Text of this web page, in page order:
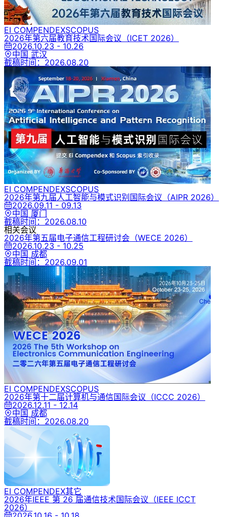
EI COMPENDEXSCOPUS
2026年第六届教育技术国际会议 （ICET 2026）
2026.10.23 - 10.26
中国 武汉
截稿时间： 2026.08.20
EI COMPENDEXSCOPUS
2026年第九届人工智能与模式识别国际会议 （AIPR 2026）
2026.09.11 - 09.13
中国 厦门
截稿时间： 2026.08.10
相关会议
2026年第五届电子通信工程研讨会 （WECE 2026）
2026.10.23 - 10.25
中国 成都
截稿时间： 2026.09.01
EI COMPENDEXSCOPUS
2026年第十二届计算机与通信国际会议 （ICCC 2026）
2026.12.11 - 12.14
中国 成都
截稿时间： 2026.08.20
EI COMPENDEX其它
2026年IEEE 第 26 届通信技术国际会议 （IEEE ICCT
2026）